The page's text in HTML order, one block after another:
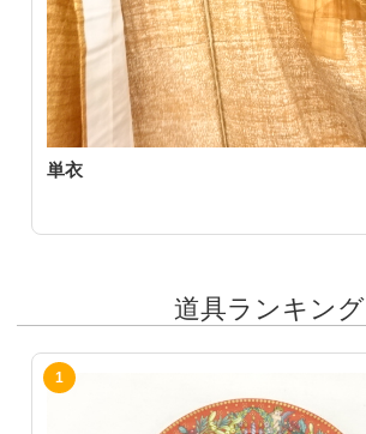
単衣
道具ランキング